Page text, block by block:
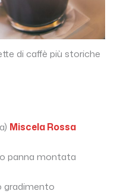
di caffè più storiche
Miscela Rossa
panna montata
gradimento